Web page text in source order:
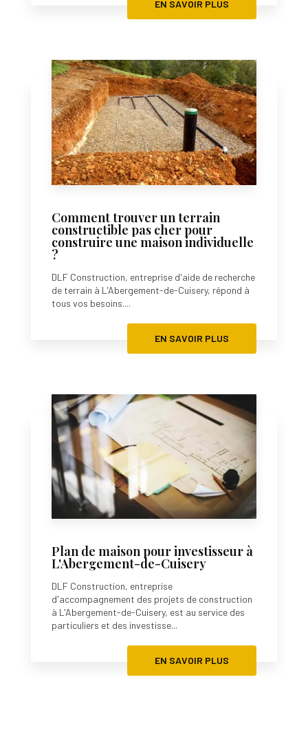
EN SAVOIR PLUS
Comment trouver un terrain
constructible pas cher pour
construire une maison individuelle
?
DLF Construction, entreprise d'aide de recherche
de terrain à L'Abergement-de-Cuisery, répond à
tous vos besoins....
EN SAVOIR PLUS
Plan de maison pour investisseur à
L'Abergement-de-Cuisery
DLF Construction, entreprise
d'accompagnement des projets de construction
à L'Abergement-de-Cuisery, est au service des
particuliers et des investisse...
EN SAVOIR PLUS